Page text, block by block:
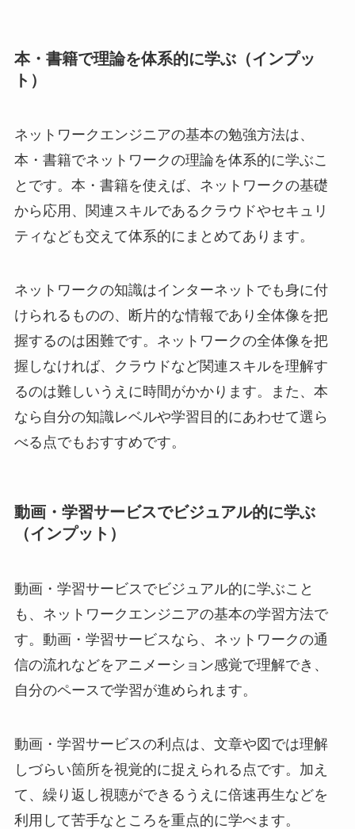
本・書籍で理論を体系的に学ぶ（インプッ
ト）
ネットワークエンジニアの基本の勉強方法は、
本・書籍でネットワークの理論を体系的に学ぶこ
とです。本・書籍を使えば、ネットワークの基礎
から応用、関連スキルであるクラウドやセキュリ
ティなども交えて体系的にまとめてあります。
ネットワークの知識はインターネットでも身に付
けられるものの、断片的な情報であり全体像を把
握するのは困難です。ネットワークの全体像を把
握しなければ、クラウドなど関連スキルを理解す
るのは難しいうえに時間がかかります。また、本
なら自分の知識レベルや学習目的にあわせて選ら
べる点でもおすすめです。
動画・学習サービスでビジュアル的に学ぶ
（インプット）
動画・学習サービスでビジュアル的に学ぶこと
も、ネットワークエンジニアの基本の学習方法で
す。動画・学習サービスなら、ネットワークの通
信の流れなどをアニメーション感覚で理解でき、
自分のペースで学習が進められます。
動画・学習サービスの利点は、文章や図では理解
しづらい箇所を視覚的に捉えられる点です。加え
て、繰り返し視聴ができるうえに倍速再生などを
利用して苦手なところを重点的に学べます。